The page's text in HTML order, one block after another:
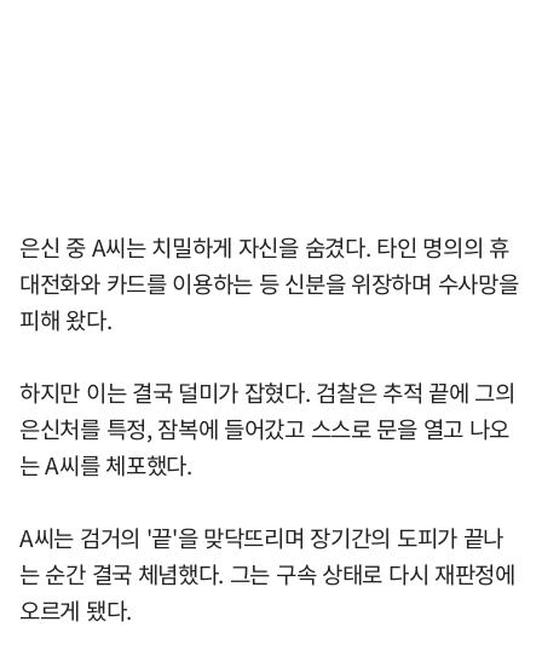
은신 중 A씨는 치밀하게 자신을 숨겼다. 타인 명의의 휴
대전화와 카드를 이용하는 등 신분을 위장하며 수사망을
피해 왔다.
하지만 이는 결국 덜미가 잡혔다. 검찰은 추적 끝에 그의
은신처를 특정, 잠복에 들어갔고 스스로 문을 열고 나오
는 A씨를 체포했다.
A씨는 검거의 '끝'을 맞닥뜨리며 장기간의 도피가 끝나
는 순간 결국 체념했다. 그는 구속 상태로 다시 재판정에
오르게 됐다.